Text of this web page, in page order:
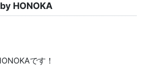
HONOKA
です！